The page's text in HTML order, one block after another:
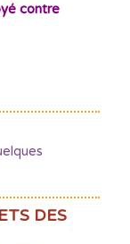
contre
DES